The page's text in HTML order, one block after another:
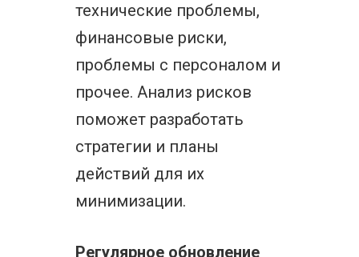
технические проблемы,
финансовые риски,
проблемы с персоналом и
прочее. Анализ рисков
поможет разработать
стратегии и планы
действий для их
минимизации.
Регулярное обновление